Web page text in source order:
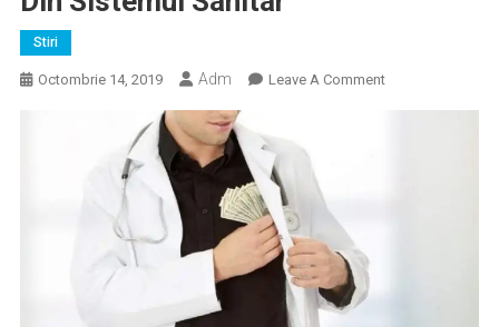
Stiri
Octombrie 14, 2019 Adm Leave A CommentOn